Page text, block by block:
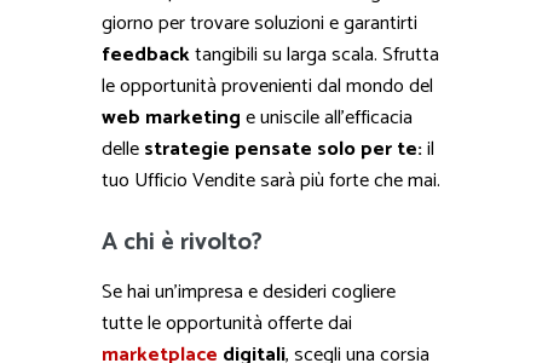
giorno per trovare soluzioni e garantirti
feedbacktangibili su larga scala. Sfrutta
le opportunità provenienti dal mondo del
web marketinge uniscile all’efficacia
dellestrategie pensate solo per te:il
tuo Ufficio Vendite sarà più forte che mai.
A chi è rivolto?
Se hai un’impresa e desideri cogliere
tutte le opportunità offerte dai
marketplace digitali, scegli una corsia